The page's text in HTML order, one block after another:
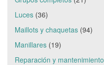
Luces (36)
Maillots y chaquetas (94)
Manillares (19)
Reparación y mantenimiento